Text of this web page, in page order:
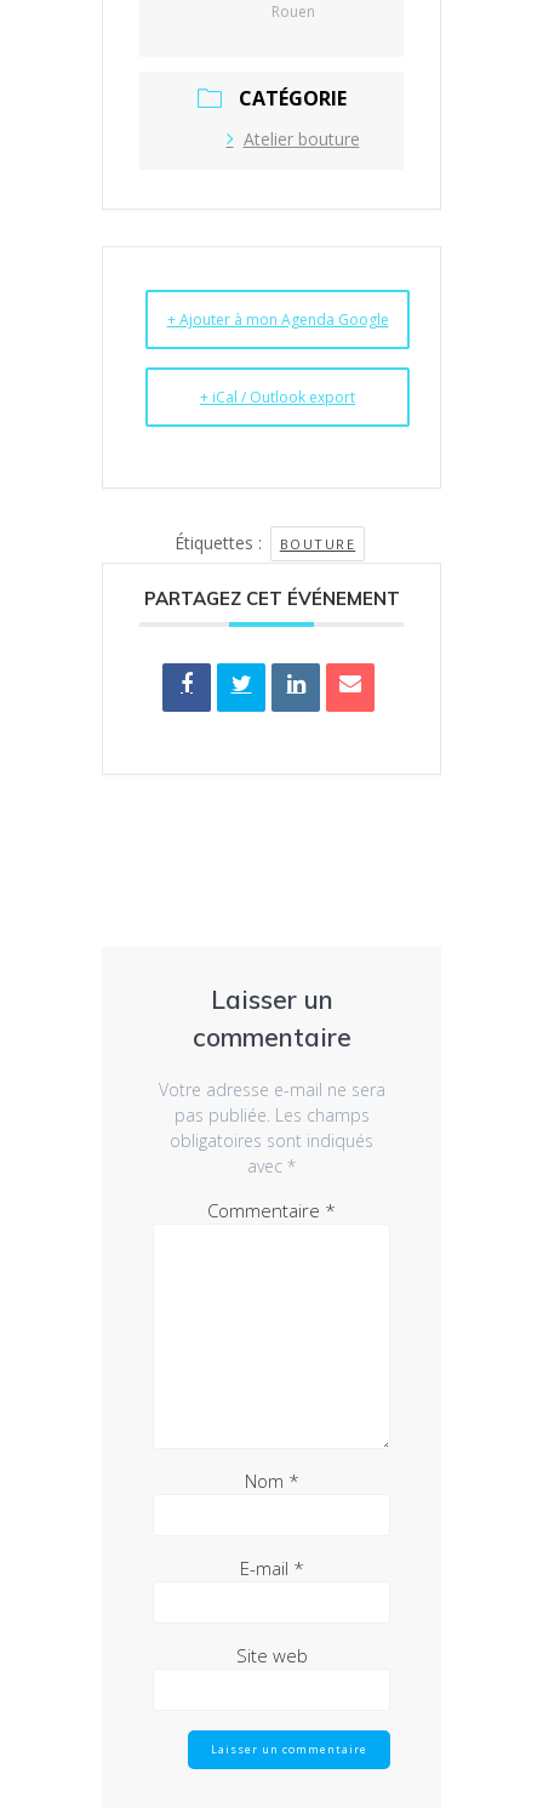
Rouen
CATÉGORIE
Atelier bouture
+ Ajouter à mon Agenda Google
+ iCal / Outlook export
Étiquettes : BOUTURE
PARTAGEZ CET ÉVÉNEMENT
Laisser un
commentaire
Votre adresse e-mail ne sera
pas publiée. Les champs
obligatoires sont indiqués
avec *
Commentaire *
Nom *
E-mail *
Site web